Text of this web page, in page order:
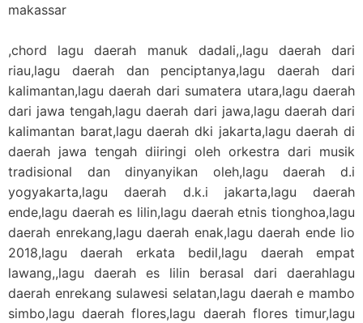
makassar
,chord lagu daerah manuk dadali,,lagu daerah dari
riau,lagu daerah dan penciptanya,lagu daerah dari
kalimantan,lagu daerah dari sumatera utara,lagu daerah
dari jawa tengah,lagu daerah dari jawa,lagu daerah dari
kalimantan barat,lagu daerah dki jakarta,lagu daerah di
daerah jawa tengah diiringi oleh orkestra dari musik
tradisional dan dinyanyikan oleh,lagu daerah d.i
yogyakarta,lagu daerah d.k.i jakarta,lagu daerah
ende,lagu daerah es lilin,lagu daerah etnis tionghoa,lagu
daerah enrekang,lagu daerah enak,lagu daerah ende lio
2018,lagu daerah erkata bedil,lagu daerah empat
lawang,,lagu daerah es lilin berasal dari daerahlagu
daerah enrekang sulawesi selatan,lagu daerah e mambo
simbo,lagu daerah flores,lagu daerah flores timur,lagu